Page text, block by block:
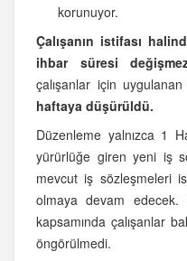
korunuyor.
Çalışanın istifası
ihbar süresi
çalışanlar için uygulanan
haftaya düşürüldü.
Düzenleme yalnızca 1
yürürlüğe giren yeni iş
mevcut iş sözleşmeleri
olmaya devam
kapsamında çalışanlar
öngörülmedi.